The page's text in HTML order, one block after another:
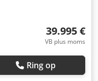
39.995 €
VB plus moms
Ring op